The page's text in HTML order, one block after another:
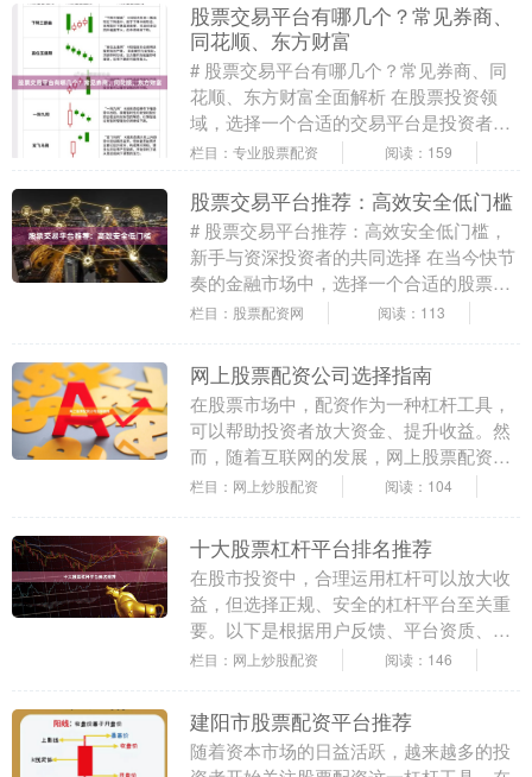
股票交易平台有哪几个？常见券商、
同花顺、东方财富
# 股票交易平台有哪几个？常见券商、同
花顺、东方财富全面解析 在股票投资领
域，选择一个合适的交易平台是投资者进
入市场的第一步。面对市场上众多的选
栏目：专业股票配资 阅读：159
股票交易平台推荐：高效安全低门槛
# 股票交易平台推荐：高效安全低门槛，
新手与资深投资者的共同选择 在当今快节
奏的金融市场中，选择一个合适的股票交
易平台，是每一位投资者开启财富增值之
栏目：股票配资网 阅读：113
网上股票配资公司选择指南
在股票市场中，配资作为一种杠杆工具，
可以帮助投资者放大资金、提升收益。然
而，随着互联网的发展，网上股票配资公
司层出不穷，如何选择一家正规、安全、
栏目：网上炒股配资 阅读：104
十大股票杠杆平台排名推荐
在股市投资中，合理运用杠杆可以放大收
益，但选择正规、安全的杠杆平台至关重
要。以下是根据用户反馈、平台资质、交
易体验及风控能力综合评选的十大股票杠
栏目：网上炒股配资 阅读：146
建阳市股票配资平台推荐
随着资本市场的日益活跃，越来越多的投